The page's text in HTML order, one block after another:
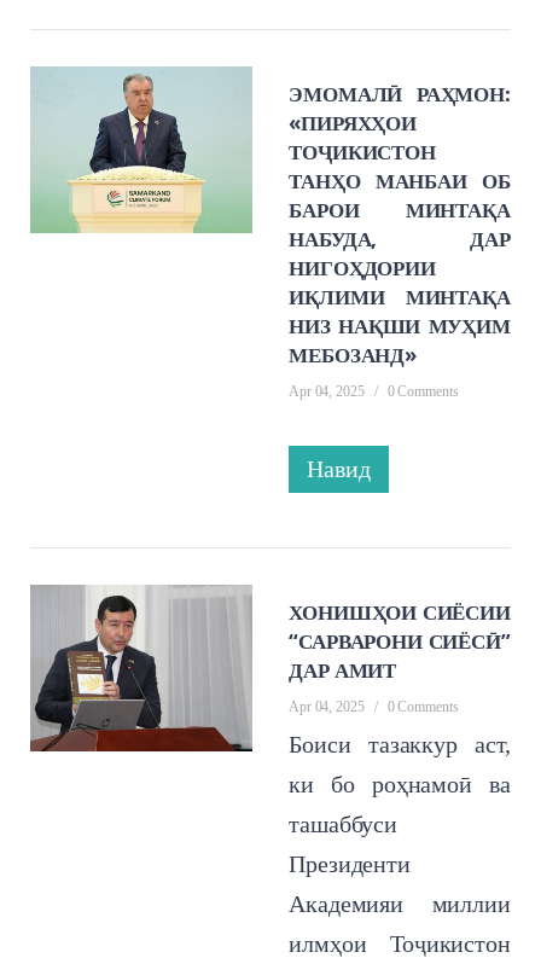
ЭМОМАЛӢ РАҲМОН:
«ПИРЯХҲОИ
ТОҶИКИСТОН
ТАНҲО МАНБАИ ОБ
БАРОИ МИНТАҚА
НАБУДА, ДАР
НИГОҲДОРИИ
ИҚЛИМИ МИНТАҚА
НИЗ НАҚШИ МУҲИМ
МЕБОЗАНД»
Apr 04, 2025 / 0 Comments
Навид
ХОНИШҲОИ СИЁСИИ
“САРВАРОНИ СИЁСӢ”
ДАР АМИТ
Apr 04, 2025 / 0 Comments
Боиси тазаккур аст,
ки бо роҳнамоӣ ва
ташаббуси
Президенти
Академияи миллии
илмҳои Тоҷикистон